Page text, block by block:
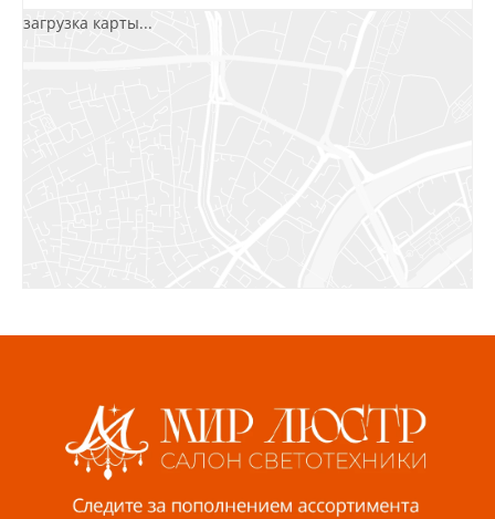
Пенза, ул. Пролетарская, 61 ТЦ "Стройбери"
загрузка карты...